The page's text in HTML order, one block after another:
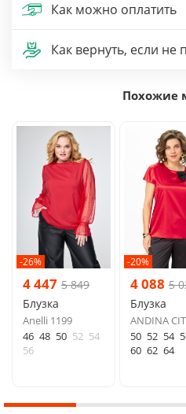
Как можно оплатить
Как вернуть, если не
Похожие
-26%
4 447 5 849
Блузка
Anelli 1199
46 48 50 52 54
56
-20%
4 088 5
Блузка
ANDINA
50 52 54
60 62 64